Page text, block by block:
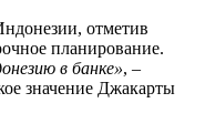
отметив
планирование.
в банке», –
значение Джакарты